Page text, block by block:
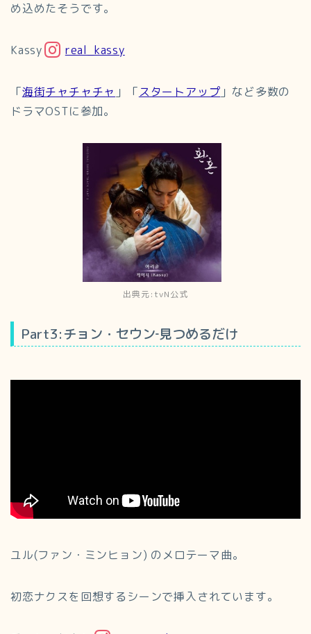
め込めたそうです。
Kassy real_kassy
「海街チャチャチャ 」「スタートアップ 」など多数の
ドラマOSTに参加。
出典元:tvN公式
Part3:チョン・セウン‐見つめるだけ
ユル(ファン・ミンヒョン) のメロテーマ曲。
初恋ナクスを回想するシーンで挿入されています。